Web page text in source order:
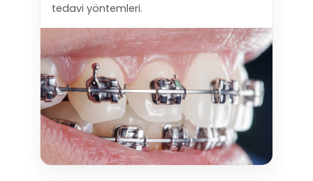
tedavi yöntemleri.